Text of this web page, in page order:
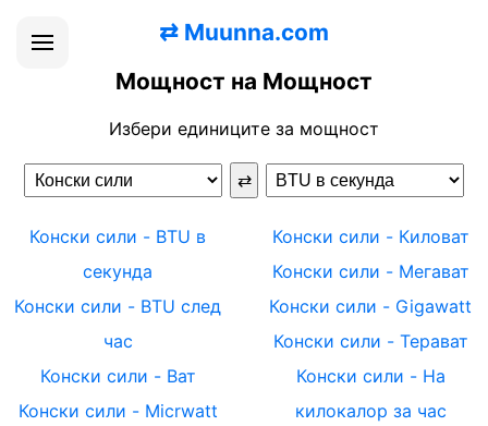
⇄ Muunna.com
Мощност на Мощност
Избери единиците за мощност
⇄
Конски сили - BTU в
секунда
Конски сили - BTU след
час
Конски сили - Ват
Конски сили - Micrwatt
Конски сили - Киловат
Конски сили - Мегават
Конски сили - Gigawatt
Конски сили - Терават
Конски сили - На
килокалор за час